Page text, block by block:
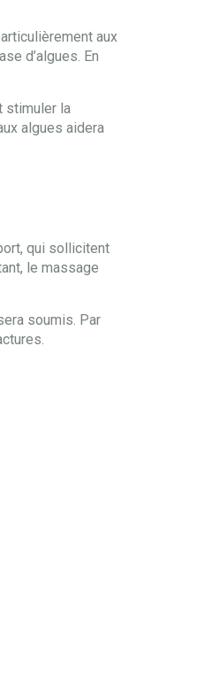
aux
d’algues. En
stimuler la
algues aidera
qui sollicitent
le massage
soumis. Par